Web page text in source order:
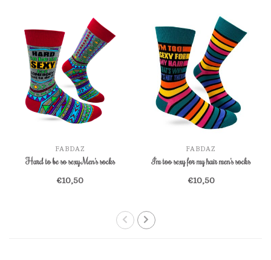
FABDAZ
Hard to be so sexy Men's socks
€10,50
FABDAZ
I'm too sexy for my hair men's socks
€10,50